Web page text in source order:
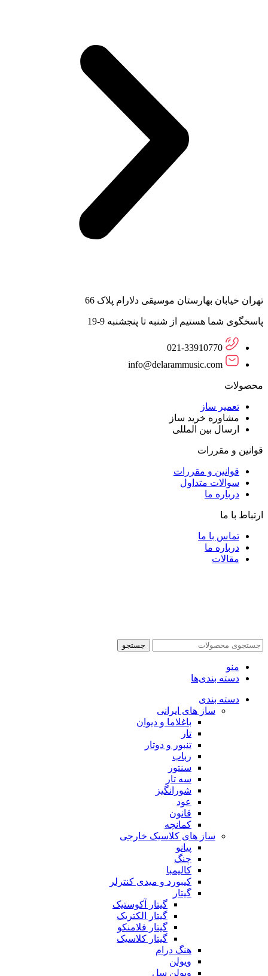
تهران خیابان بهارستان موسیقی دلارام پلاک 66
پاسخگوی شما هستیم از شنبه تا پنجشنبه 9-19
021-33910770
info@delarammusic.com
محصولات
تعمیر ساز
مشاوره خرید ساز
ارسال بین المللی
قوانین و مقررات
قوانین و مقررات
سوالات متداول
درباره ما
ارتباط با ما
تماس با ما
درباره ما
مقالات
جستجو
منو
دسته بندی‌ها
دسته بندی
ساز های ایرانی
باغلاما و دیوان
تار
تنبور و دوتار
رباب
سنتور
سه تار
شورانگیز
عود
قانون
کمانچه
ساز های کلاسیک خارجی
پیانو
چنگ
کالیمبا
کیبورد و میدی کنترلر
گیتار
گیتار آکوستیک
گیتار الکتریک
گیتار فلامنکو
گیتار کلاسیک
هنگ درام
ویولن
ویولن سل